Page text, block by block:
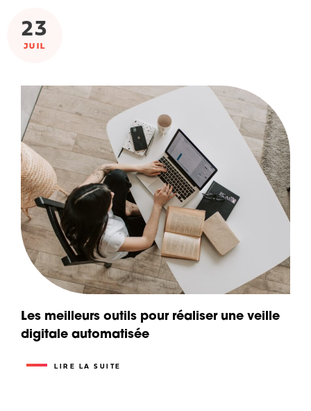
23
JUIL
Les meilleurs outils pour réaliser une veille
digitale automatisée
LIRE LA SUITE